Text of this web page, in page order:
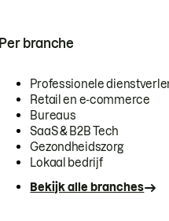
Per branche
Professionele
Retail en e-commerce
Bureaus
SaaS & B2B Tech
Gezondheidszorg
Lokaal bedrijf
Bekijk alle branches